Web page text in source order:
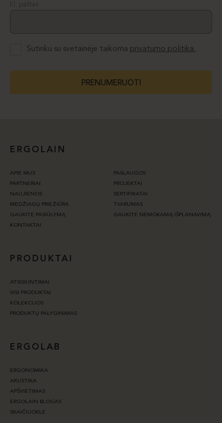
El. paštas
Sutinku su svetainėje taikoma privatumo politika.
PRENUMERUOTI
ERGOLAIN
APIE MUS
PASLAUGOS
PARTNERIAI
PROJEKTAI
NAUJIENOS
SERTIFIKATAI
MEDŽIAGŲ PRIEŽIŪRA
TVARUMAS
GAUKITE PASIŪLYMĄ
GAUKITE NEMOKAMĄ IŠPLANAVIMĄ
KONTAKTAI
PRODUKTAI
ATSISIUNTIMAI
VISI PRODUKTAI
KOLEKCIJOS
PRODUKTŲ PALYGINIMAS
ERGOLAB
ERGONOMIKA
AKUSTIKA
APŠVIETIMAS
ERGOLAIN BLOGAS
SKAIČIUOKLĖ